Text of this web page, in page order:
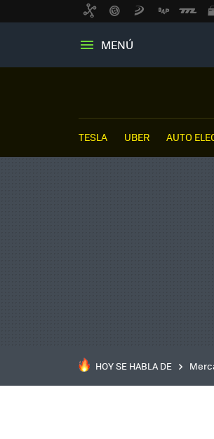
MENÚ
TESLA UBER AUTO
HOY SE HABLA DE